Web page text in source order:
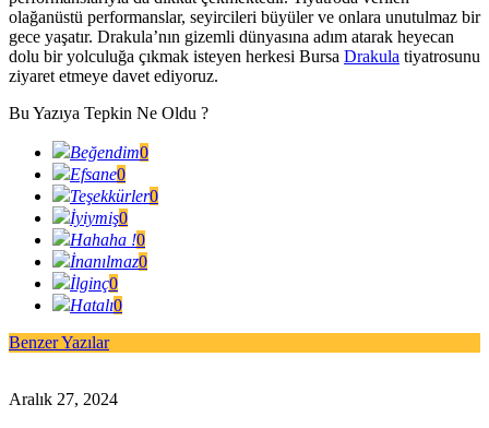
olağanüstü performanslar, seyircileri büyüler ve onlara unutulmaz bir
gece yaşatır. Drakula’nın gizemli dünyasına adım atarak heyecan
dolu bir yolculuğa çıkmak isteyen herkesi Bursa Drakula tiyatrosunu
ziyaret etmeye davet ediyoruz.
Bu Yazıya Tepkin Ne Oldu ?
Beğendim0
Efsane0
Teşekkürler0
İyiymiş0
Hahaha !0
İnanılmaz0
İlginç0
Hatalı0
Benzer Yazılar
Aralık 27, 2024